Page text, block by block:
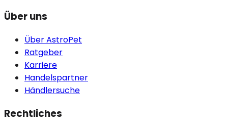
Über uns
Über AstroPet
Ratgeber
Karriere
Handelspartner
Händlersuche
Rechtliches